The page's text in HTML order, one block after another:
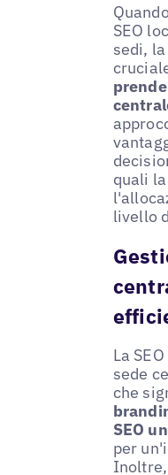
SEO
sedi,
quali
livello
La
sede
che
SEO
per